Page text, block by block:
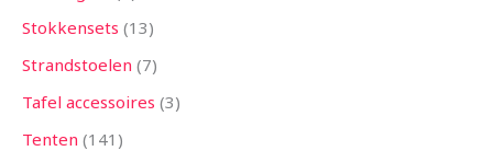
Stokkensets 13
Strandstoelen 7
Tafel accessoires 3
Tenten 141